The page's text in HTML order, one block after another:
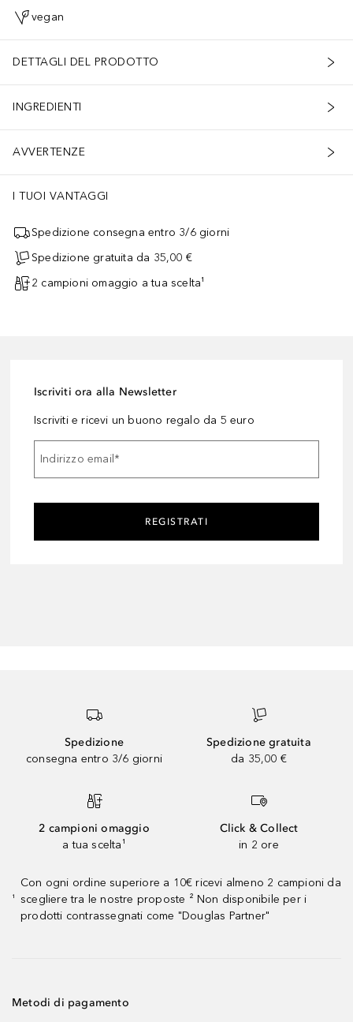
vegan
DETTAGLI DEL PRODOTTO
INGREDIENTI
AVVERTENZE
I TUOI VANTAGGI
Spedizione consegna entro 3/6 giorni
Spedizione gratuita da 35,00 €
2 campioni omaggio a tua scelta¹
Iscriviti ora alla Newsletter
Iscriviti e ricevi un buono regalo da 5 euro
Indirizzo email*
REGISTRATI
Spedizione
consegna entro 3/6 giorni
Spedizione gratuita
da 35,00 €
2 campioni omaggio
a tua scelta¹
Click & Collect
in 2 ore
¹
Con ogni ordine superiore a 10€ ricevi almeno 2 campioni da
scegliere tra le nostre proposte ² Non disponibile per i
prodotti contrassegnati come "Douglas Partner"
Metodi di pagamento